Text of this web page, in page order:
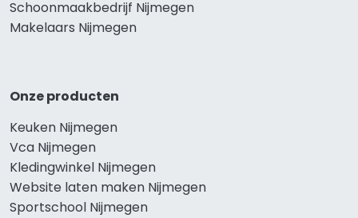
Schoonmaakbedrijf Nijmegen
Makelaars Nijmegen
Onze producten
Keuken Nijmegen
Vca Nijmegen
Kledingwinkel Nijmegen
Website laten maken Nijmegen
Sportschool Nijmegen